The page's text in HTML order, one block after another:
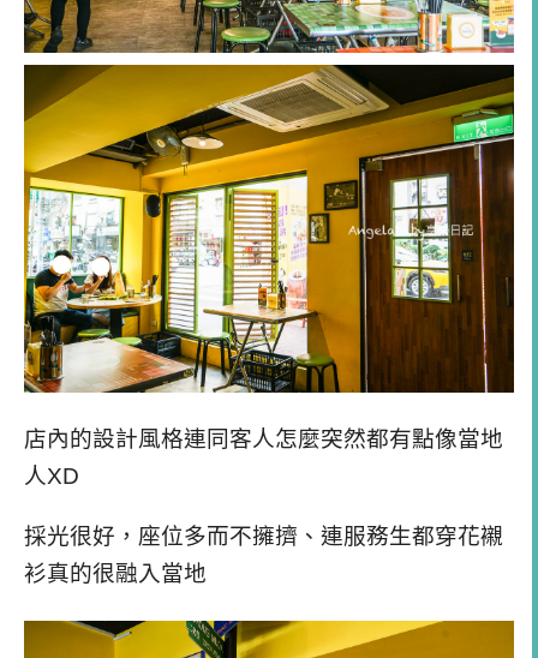
店內的設計風格連同客人怎麼突然都有點像當地
人XD
採光很好，座位多而不擁擠、連服務生都穿花襯
衫真的很融入當地